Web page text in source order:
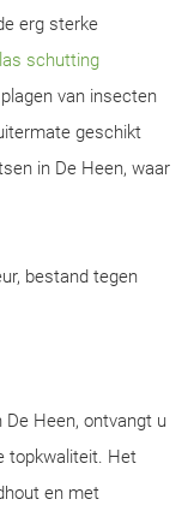
erg sterke
schutting
van insecten
geschikt
in De Heen, waar
bestand tegen
De Heen, ontvangt u
topkwaliteit. Het
en met